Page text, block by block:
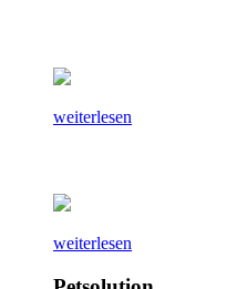
weiterlesen
weiterlesen